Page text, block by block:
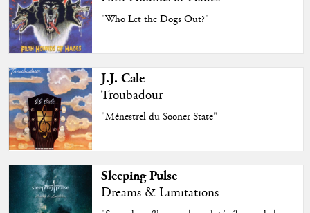
"Who Let the Dogs Out?"
J.J. Cale
Troubadour
"Ménestrel du Sooner State"
Sleeping Pulse
Dreams & Limitations